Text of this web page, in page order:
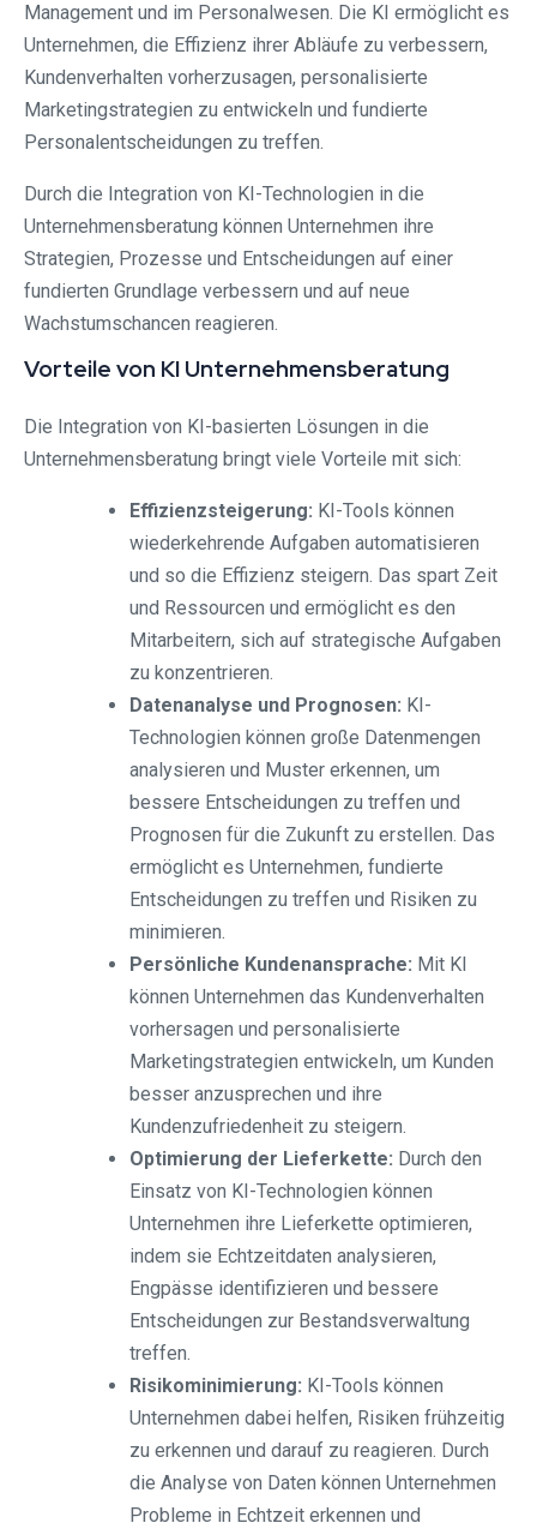
Management und im Personalwesen. Die KI ermöglicht es
Unternehmen, die Effizienz ihrer Abläufe zu verbessern,
Kundenverhalten vorherzusagen, personalisierte
Marketingstrategien zu entwickeln und fundierte
Personalentscheidungen zu treffen.
Durch die Integration von KI-Technologien in die
Unternehmensberatung können Unternehmen ihre
Strategien, Prozesse und Entscheidungen auf einer
fundierten Grundlage verbessern und auf neue
Wachstumschancen reagieren.
Vorteile von KI Unternehmensberatung
Die Integration von KI-basierten Lösungen in die
Unternehmensberatung bringt viele Vorteile mit sich:
Effizienzsteigerung: KI-Tools können
wiederkehrende Aufgaben automatisieren
und so die Effizienz steigern. Das spart Zeit
und Ressourcen und ermöglicht es den
Mitarbeitern, sich auf strategische Aufgaben
zu konzentrieren.
Datenanalyse und Prognosen: KI-
Technologien können große Datenmengen
analysieren und Muster erkennen, um
bessere Entscheidungen zu treffen und
Prognosen für die Zukunft zu erstellen. Das
ermöglicht es Unternehmen, fundierte
Entscheidungen zu treffen und Risiken zu
minimieren.
Persönliche Kundenansprache: Mit KI
können Unternehmen das Kundenverhalten
vorhersagen und personalisierte
Marketingstrategien entwickeln, um Kunden
besser anzusprechen und ihre
Kundenzufriedenheit zu steigern.
Optimierung der Lieferkette: Durch den
Einsatz von KI-Technologien können
Unternehmen ihre Lieferkette optimieren,
indem sie Echtzeitdaten analysieren,
Engpässe identifizieren und bessere
Entscheidungen zur Bestandsverwaltung
treffen.
Risikominimierung: KI-Tools können
Unternehmen dabei helfen, Risiken frühzeitig
zu erkennen und darauf zu reagieren. Durch
die Analyse von Daten können Unternehmen
Probleme in Echtzeit erkennen und